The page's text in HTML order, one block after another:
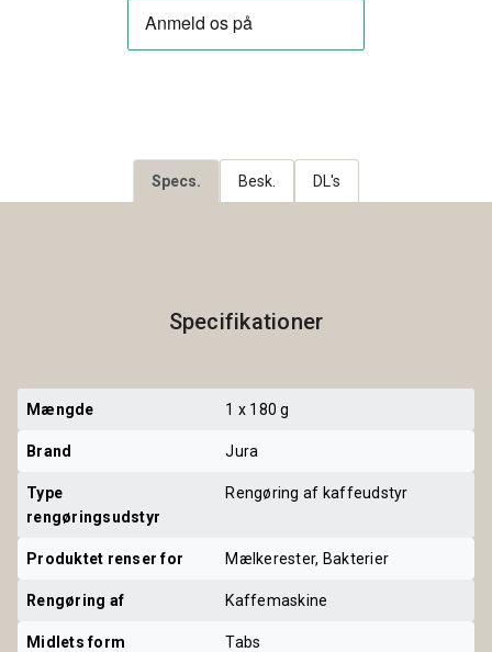
Specs. Besk. DL's
Specifikationer
Mængde 1 x 180 g
Brand Jura
Type
rengøringsudstyr
Rengøring af kaffeudstyr
Produktet renser for Mælkerester, Bakterier
Rengøring af Kaffemaskine
Midlets form Tabs